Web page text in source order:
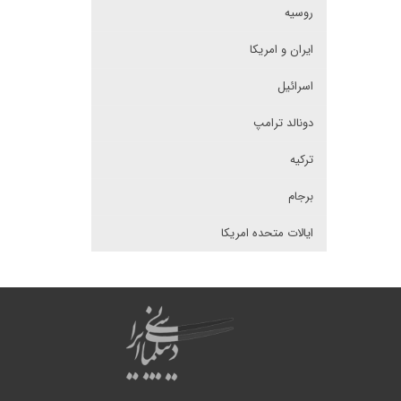
روسیه
ایران و امریکا
اسرائیل
دونالد ترامپ
ترکیه
برجام
ایالات متحده امریکا